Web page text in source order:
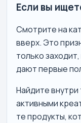
Если вы
Смотрите на
вверх. Это
только
дают первые
Найдите
активными
те продукты,